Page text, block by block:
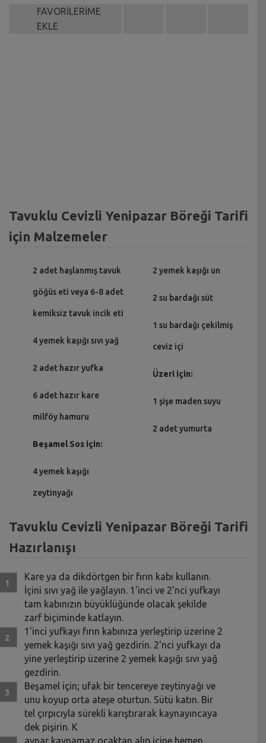
FAVORİLERİME
EKLE
Tavuklu Cevizli Yenipazar Böreği Tarifi
için Malzemeler
2 adet haşlanmış tavuk
göğüs eti veya 6-8 adet
kemiksiz tavuk incik eti
4 yemek kaşığı sıvı yağ
2 adet hazır yufka
6 adet hazır kare
milföy hamuru
Beşamel Sos için:
4 yemek kaşığı
zeytinyağı
2 yemek kaşığı un
2 su bardağı süt
1 su bardağı çekilmiş
ceviz içi
Üzeri için:
1 şişe maden suyu
2 adet yumurta
Tavuklu Cevizli Yenipazar Böreği Tarifi
Hazırlanışı
Kare ya da dikdörtgen bir fırın kabı kullanın.
İçini sıvı yağ ile yağlayın. 1'inci ve 2'nci yufkayı
tam kabınızın büyüklüğünde olacak şekilde
zarf biçiminde katlayın.
1'inci yufkayı fırın kabınıza yerleştirip üzerine 2
yemek kaşığı sıvı yağ gezdirin. 2'nci yufkayı da
yine yerleştirip üzerine 2 yemek kaşığı sıvı yağ
gezdirin.
Beşamel için; ufak bir tencereye zeytinyağı ve
unu koyup orta ateşe oturtun. Sütü katın. Bir
tel çırpıcıyla sürekli karıştırarak kaynayıncaya
dek pişirin. K
aynar kaynamaz ocaktan alıp içine hemen